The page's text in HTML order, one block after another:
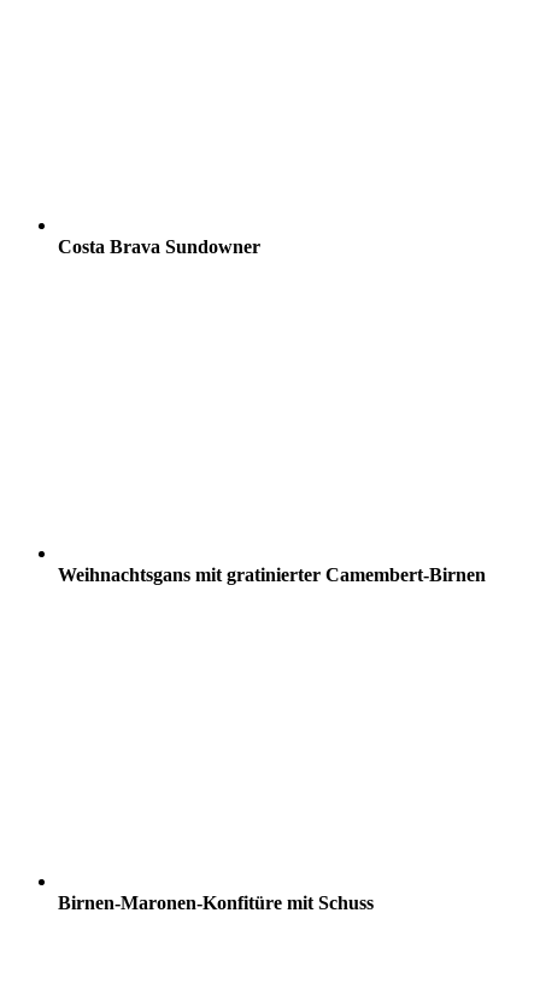
Costa Brava Sundowner
Weihnachtsgans mit gratinierter Camembert-Birnen
Birnen-Maronen-Konfitüre mit Schuss